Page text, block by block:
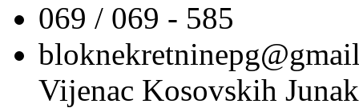
069 / 069 - 585
Vijenac Kosovskih